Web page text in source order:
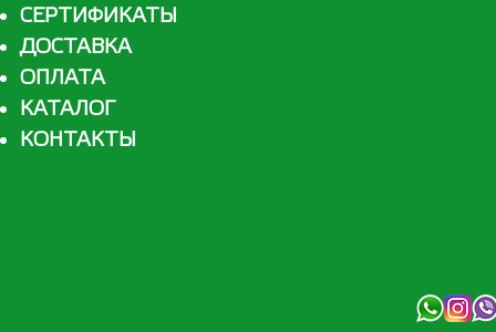
СЕРТИФИКАТЫ
ДОСТАВКА
ОПЛАТА
КАТАЛОГ
КОНТАКТЫ